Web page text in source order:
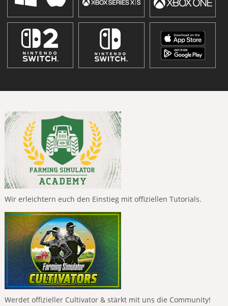
Wir erleichtern euch den Einstieg mit offiziellen Tutorials.
Werdet offizieller Cultivator & stärkt mit uns die Community!